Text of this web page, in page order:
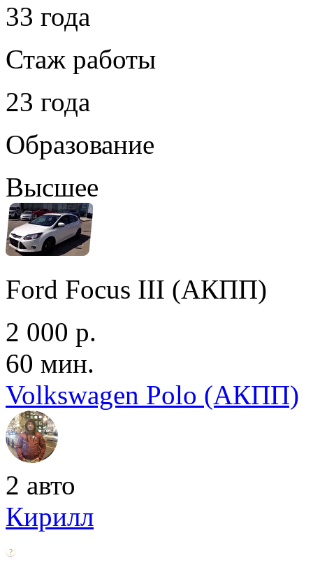
33 года
Стаж работы
23 года
Образование
Высшее
Ford Focus III (АКПП)
2 000 р.
60 мин.
Volkswagen Polo (АКПП)
2 авто
Кирилл